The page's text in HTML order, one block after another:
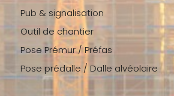
Pub & signalisation
Outil de chantier
Pose Prémur / Préfas
Pose prédalle / Dalle alvéolaire